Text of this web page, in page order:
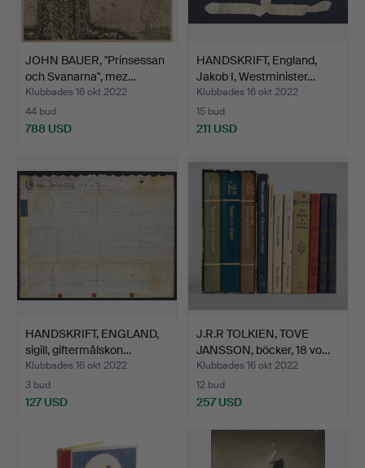
JOHN BAUER, "Prinsessan
och Svanarna", mez…
Klubbades 16 okt 2022
44 bud
788 USD
HANDSKRIFT, England,
Jakob I, Westminister…
Klubbades 16 okt 2022
15 bud
211 USD
HANDSKRIFT, ENGLAND,
sigill, giftermålskon…
Klubbades 16 okt 2022
3 bud
127 USD
J.R.R TOLKIEN, TOVE
JANSSON, böcker, 18 vo…
Klubbades 16 okt 2022
12 bud
257 USD